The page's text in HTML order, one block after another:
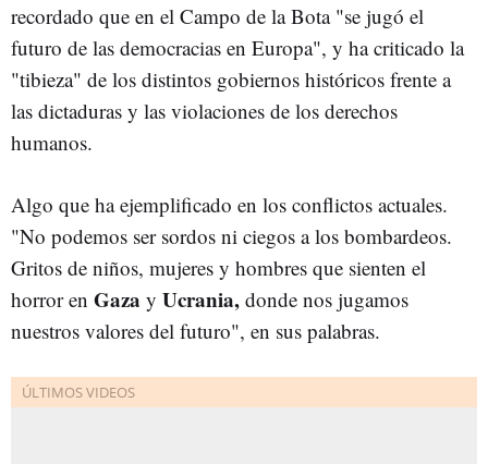
recordado que en el Campo de la Bota "se jugó el
futuro de las democracias en Europa", y ha criticado la
"tibieza" de los distintos gobiernos históricos frente a
las dictaduras y las violaciones de los derechos
humanos.
Algo que ha ejemplificado en los conflictos actuales.
"No podemos ser sordos ni ciegos a los bombardeos.
Gritos de niños, mujeres y hombres que sienten el
horror en Gaza y Ucrania, donde nos jugamos
nuestros valores del futuro", en sus palabras.